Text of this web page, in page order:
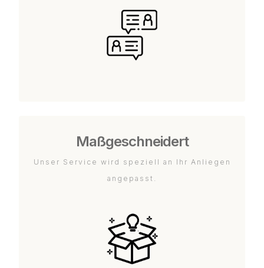
Maßgeschneidert
Unser Service wird speziell an Ihr Anliegen
angepasst.